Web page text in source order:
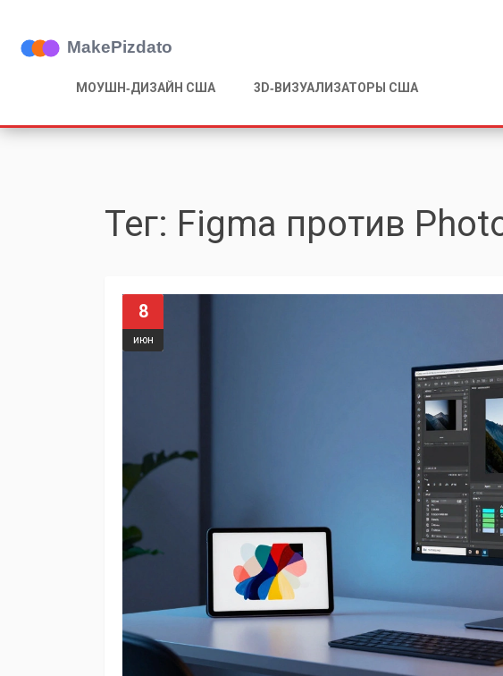
МОУШН‑ДИЗАЙН США 3D‑ВИЗУАЛИЗАТОРЫ США
Тег: Figma против
8
июн